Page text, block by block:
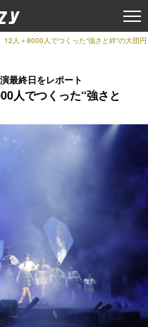
12人＋8000人でつくった“強さと絆”の大団円
最終日をレポート
人でつくった“強さと